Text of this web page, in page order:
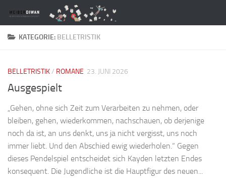
Zum Inhalt springen
KATEGORIE: BELLETRISTIK
BELLETRISTIK/ ROMANE 23. JUNI 2026
Ausgespielt
„Gehen, ohne sich Zeit zum Verarbeiten zu nehmen, oder
bleiben, gehen, wiederkommen, nachschauen, ob derjenige
noch da ist, an uns denkt, uns ja nicht vergisst, uns noch
immer liebt. Und den Abschied ewig wiederholen.“ Gegen
dieses Pendelspiel entscheidet sich Kayden letzten Endes
konsequent. Die Jugendliche ist die Hauptfigur des neuen...